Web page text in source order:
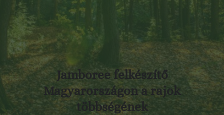
Jamboree felkészítő
Magyarországon a rajok
többségének